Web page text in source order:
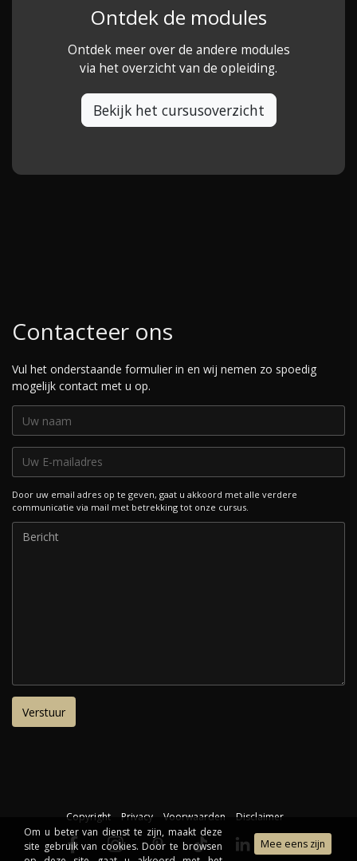
Ontdek de modules
Ontdek meer over de andere modules
via het overzicht van de opleiding.
Bekijk het cursusoverzicht
Contacteer ons
Vul het onderstaande formulier in en wij nemen zo spoedig
mogelijk contact met u op.
Door uw email adres op te geven, gaat u akkoord met alle verdere
communicatie via mail met betrekking tot onze cursus.
Copyright Privacy Voorwaarden
Disclaimer
Om u beter van dienst te zijn, maakt deze
site gebruik van cookies. Door te browsen